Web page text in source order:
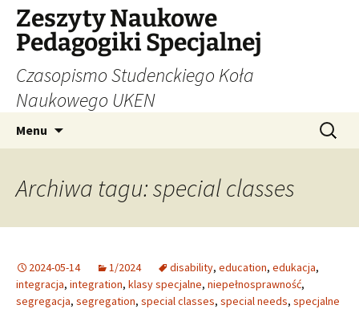
Zeszyty Naukowe
Pedagogiki Specjalnej
Czasopismo Studenckiego Koła
Naukowego UKEN
Menu Szukaj:
Archiwa tagu: special classes
2024-05-14 1/2024 disability, education, edukacja,
integracja, integration, klasy specjalne, niepełnosprawność,
segregacja, segregation, special classes, special needs, specjalne